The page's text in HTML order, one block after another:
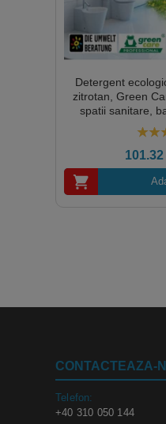
Detergent
zitrotan, Green
spatii sanitare,
persistent, 5L,
Label Score,
CLP Free,101.32
CONTACTEAZA-
Telefon:
+40 310 050 144